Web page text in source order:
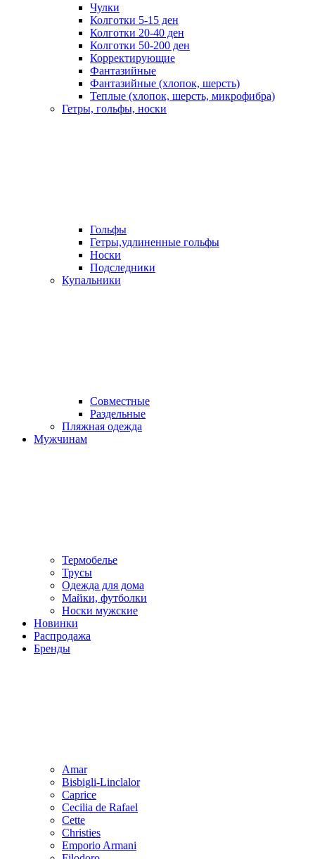
Чулки
Колготки 5-15 ден
Колготки 20-40 ден
Колготки 50-200 ден
Корректирующие
Фантазийные
Фантазийные (хлопок, шерсть)
Теплые (хлопок, шерсть, микрофибра)
Гетры, гольфы, носки
Гольфы
Гетры,удлиненные гольфы
Носки
Подследники
Купальники
Совместные
Раздельные
Пляжная одежда
Мужчинам
Термобелье
Трусы
Одежда для дома
Майки, футболки
Носки мужские
Новинки
Распродажа
Бренды
Amar
Bisbigli-Linclalor
Caprice
Cecilia de Rafael
Cette
Christies
Emporio Armani